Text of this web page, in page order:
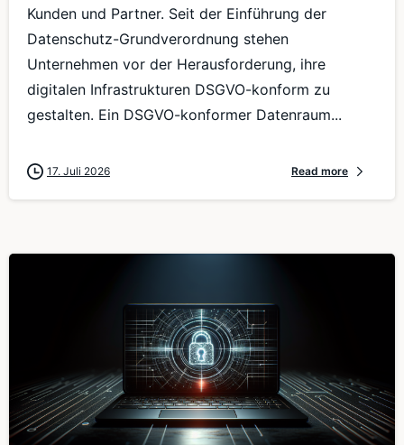
Kunden und Partner. Seit der Einführung der
Datenschutz-Grundverordnung stehen
Unternehmen vor der Herausforderung, ihre
digitalen Infrastrukturen DSGVO-konform zu
gestalten. Ein DSGVO-konformer Datenraum...
17. Juli 2026 Read more
0